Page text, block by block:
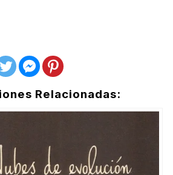
Relacionadas: